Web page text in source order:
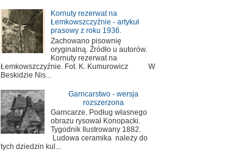
Kornuty rezerwat na
Łemkowszczyźnie - artykuł
prasowy z roku 1936.
Zachowano pisownię
oryginalną. Źródło u autorów.
Kornuty rezerwat na
Łemkowszczyźnie. Fot. K. Kumurowicz W
Beskidzie Nis...
Garncarstwo - wersja
rozszerzona
Garncarze. Podług własnego
obrazu rysował Konopacki.
Tygodnik Ilustrowany 1882.
Ludowa ceramika należy do
tych dziedzin kul...